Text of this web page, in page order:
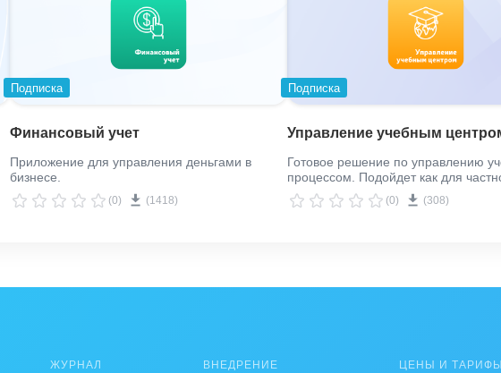
Подписка
Финансовый учет
Приложение для управления деньгами в
бизнесе.
(0) (1418)
Подписка
Управление учебным
Готовое решение по управлению
процессом. Подойдет как для
образовательного центра, так и для
корпоративного отдела обучения.
(0) (308)
ЖУРНАЛ ВНЕДРЕНИЕ ЦЕНЫ И ТАРИФЫ